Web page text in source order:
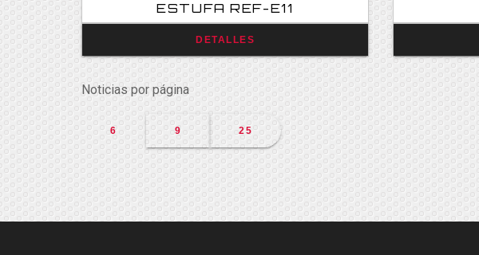
ESTUFA REF-E11
DETALLES
Noticias por página
6 9 25